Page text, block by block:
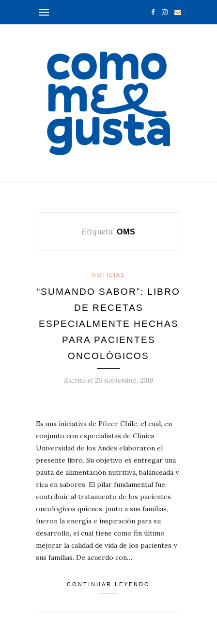
Etiqueta OMS
NOTICIAS
“SUMANDO SABOR”: LIBRO
DE RECETAS
ESPECIALMENTE HECHAS
PARA PACIENTES
ONCOLÓGICOS
Escrito el 26 noviembre, 2019
Es una iniciativa de Pfizer Chile, el cual, en
conjunto con especialistas de Clínica
Universidad de los Andes elaboraron el
presente libro. Su objetivo es entregar una
pauta de alimentación nutritiva, balanceada y
rica en sabores. El pilar fundamental fue
contribuir al tratamiento de los pacientes
oncológicos quienes, junto a sus familias,
fueron la energía e inspiración para su
desarrollo, el cual tiene como fin último
mejorar la calidad de vida de los pacientes y
sus familias. De acuerdo con…
CONTINUAR LEYENDO